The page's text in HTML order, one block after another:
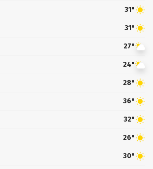
31°
31°
27°
24°
28°
36°
32°
26°
30°